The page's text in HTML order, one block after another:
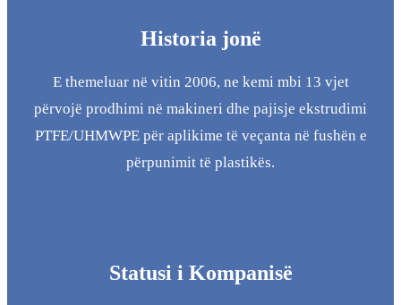
Historia jonë
E themeluar në vitin 2006, ne kemi mbi 13 vjet
përvojë prodhimi në makineri dhe pajisje ekstrudimi
PTFE/UHMWPE për aplikime të veçanta në fushën e
përpunimit të plastikës.
Statusi i Kompanisë